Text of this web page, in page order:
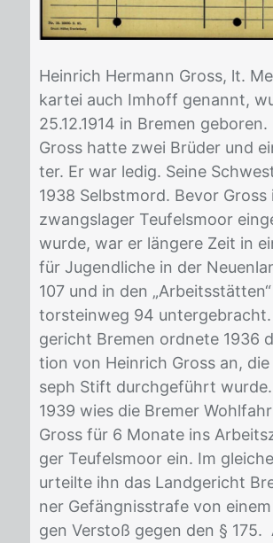
Hein­rich Her­mann Gross, lt.
kar­tei auch Im­hoff ge­nannt,
25.12.1914 in Bre­men
Gross hat­te zwei Brü­der und
ter. Er war le­dig. Sei­ne
1938 Selbst­mord. Be­vor
zwangs­la­ger Teu­fels­moor
wur­de, war er län­ge­re Zeit in
für Ju­gend­li­che in der
107 und in den
tor­stein­weg 94
ge­richt Bre­men ord­ne­te 1936
ti­on von Hein­rich Gross an,
seph Stift durch­ge­führt
1939 wies die Bre­mer
Gross für 6 Mo­na­te ins
ger Teu­fels­moor ein. Im
ur­teil­te ihn das Land­ge­richt
ner Ge­fäng­nis­stra­fe von
gen Ver­stoß ge­gen den § 175.